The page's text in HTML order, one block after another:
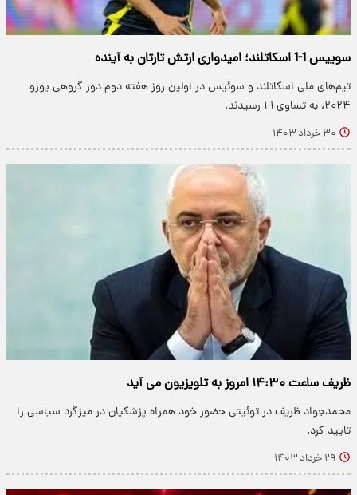
سوییس 1-1 اسکاتلند؛ امیدواری ارتش تارتان به آینده
تیم‌های ملی اسکاتلند و سوئیس در اولین روز هفته دوم دور گروهی یورو
۲۰۲۴، به تساوی ۱-۱ رسیدند.
۳۰ خرداد ۱۴۰۳
ظریف ساعت ۱۴:۳۰ امروز به تلویزیون می آید
محمدجواد ظریف در توئیتی حضور خود همراه پزشکیان در میزگرد سیاسی را
تایید کرد.
۲۹ خرداد ۱۴۰۳